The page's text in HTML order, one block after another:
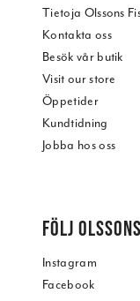
Tietoja Olssons
Kontakta oss
Besök vår butik
Visit our store
Öppetider
Kundtidning
Jobba hos oss
FÖLJ
Instagram
Facebook